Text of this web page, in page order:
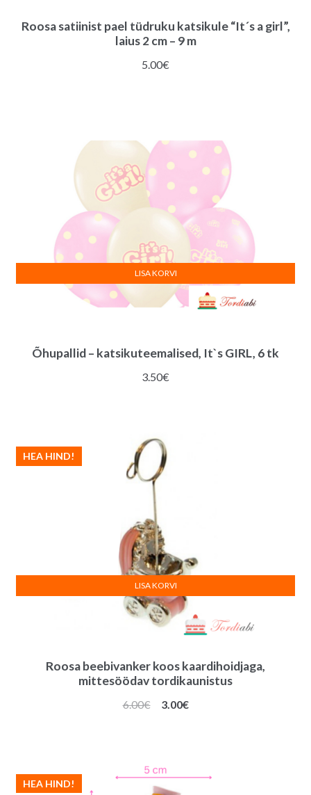
Roosa satiinist pael tüdruku katsikule “It´s a girl”,
laius 2 cm – 9 m
5.00€
Õhupallid – katsikuteemalised, It`s GIRL, 6 tk
3.50€
LISA KORVI
Roosa beebivanker koos kaardihoidjaga,
mittesöödav tordikaunistus
HEA HIND!
6.00€
Algne
3.00€Praegune
LISA KORVI
HEA HIND!